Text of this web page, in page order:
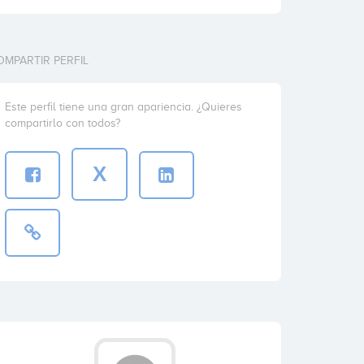
PERFIL
Este perfil tiene una gran apariencia. ¿Quieres
compartirlo con todos?
X